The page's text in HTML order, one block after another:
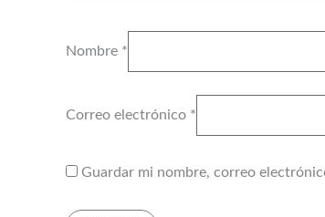
Nombre *
Correo electrónico *
Guardar mi nombre, correo